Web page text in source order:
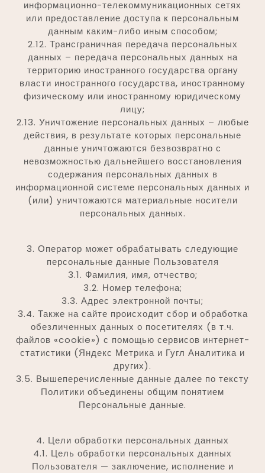
информационно-телекоммуникационных сетях
или предоставление доступа к персональным
данным каким-либо иным способом;
2.12. Трансграничная передача персональных
данных – передача персональных данных на
территорию иностранного государства органу
власти иностранного государства, иностранному
физическому или иностранному юридическому
лицу;
2.13. Уничтожение персональных данных – любые
действия, в результате которых персональные
данные уничтожаются безвозвратно с
невозможностью дальнейшего восстановления
содержания персональных данных в
информационной системе персональных данных и
(или) уничтожаются материальные носители
персональных данных.
3. Оператор может обрабатывать следующие
персональные данные Пользователя
3.1. Фамилия, имя, отчество;
3.2. Номер телефона;
3.3. Адрес электронной почты;
3.4. Также на сайте происходит сбор и обработка
обезличенных данных о посетителях (в т.ч.
файлов «cookie») с помощью сервисов интернет-
статистики (Яндекс Метрика и Гугл Аналитика и
других).
3.5. Вышеперечисленные данные далее по тексту
Политики объединены общим понятием
Персональные данные.
4. Цели обработки персональных данных
4.1. Цель обработки персональных данных
Пользователя — заключение, исполнение и